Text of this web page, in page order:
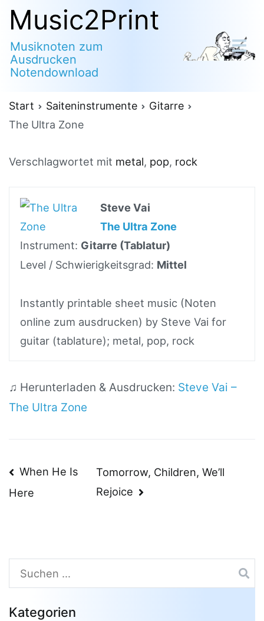
Zum
Inhalt
springen
Music2Print
Musiknoten zum
Ausdrucken
Notendownload
Start Saiteninstrumente
Gitarre
The Ultra Zone
Verschlagwortet mit metal, pop, rock
Steve Vai
The Ultra Zone
Instrument: Gitarre (Tablatur)
Level / Schwierigkeitsgrad: Mittel
Instantly printable sheet music (Noten
online zum ausdrucken) by Steve Vai for
guitar (tablature); metal, pop, rock
♫ Herunterladen & Ausdrucken: Steve Vai –
The Ultra Zone
Beitragsnavigation
When He Is
Here
Tomorrow, Children, We’ll
Rejoice
Suchen
nach:
Kategorien